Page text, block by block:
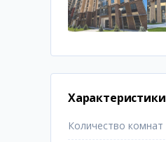
Характеристики
Количество комнат